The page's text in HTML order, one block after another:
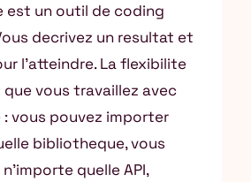
est un outil de coding
decrivez un resultat et
l’atteindre. La flexibilite
vous travaillez avec
: vous pouvez importer
bibliotheque, vous
quelle API,